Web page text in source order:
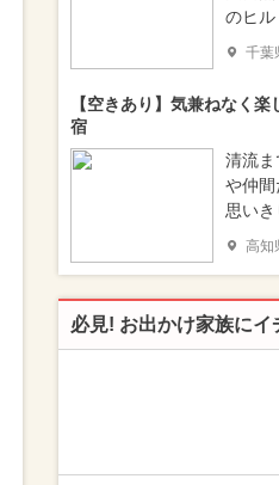
のヒ
千葉
【空きあり】気兼ねなく
宿
清流
や仲間
思い
高知
必見! お出かけ家族にイ